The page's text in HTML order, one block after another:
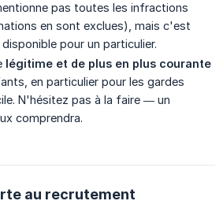
pas toutes les infractions
en sont exclues), mais c'est
pour un particulier.
légitime et de plus en plus courante
en particulier pour les gardes
N'hésitez pas à la faire — un
comprendra.
au recrutement